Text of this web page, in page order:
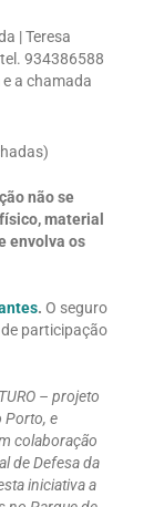
| Teresa
934386588
a chamada
não se
material
envolva os
. O seguro
participação
– projeto
Porto, e
colaboração
de Defesa da
iniciativa a